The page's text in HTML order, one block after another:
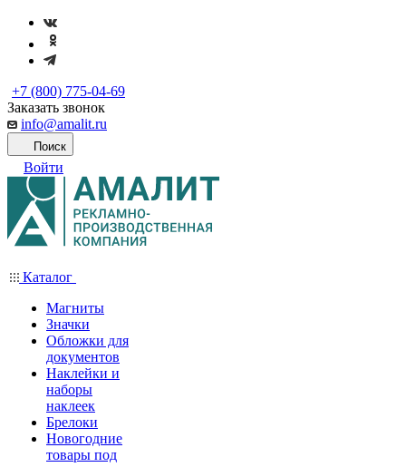
+7 (800) 775-04-69
Заказать звонок
info@amalit.ru
Поиск
Войти
Каталог
Магниты
Значки
Обложки для
документов
Наклейки и
наборы
наклеек
Брелоки
Новогодние
товары под